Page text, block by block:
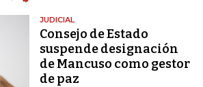
JUDICIAL
Consejo de Estado
suspende designación
de Mancuso como gestor
de paz